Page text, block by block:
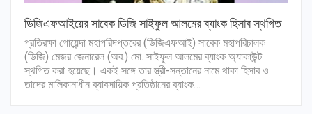
ডিজিএফআইয়ের সাবেক ডিজি সাইফুল আলমের ব্যাংক হিসাব স্থগিত
প্রতিরক্ষা গোয়েন্দা মহাপরিদপ্তরের (ডিজিএফআই) সাবেক মহাপরিচালক
(ডিজি) মেজর জেনারেল (অব.) মো. সাইফুল আলমের ব্যাংক অ্যাকাউন্ট
স্থগিত করা হয়েছে। একই সঙ্গে তার স্ত্রী-সন্তানের নামে থাকা হিসাব ও
তাদের মালিকানাধীন ব্যাবসায়িক প্রতিষ্ঠানের ব্যাংক…